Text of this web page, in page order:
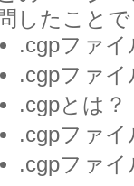
したこと
.cgpファ
.cgpファ
.cgpとは？
.cgpファ
.cgpファ